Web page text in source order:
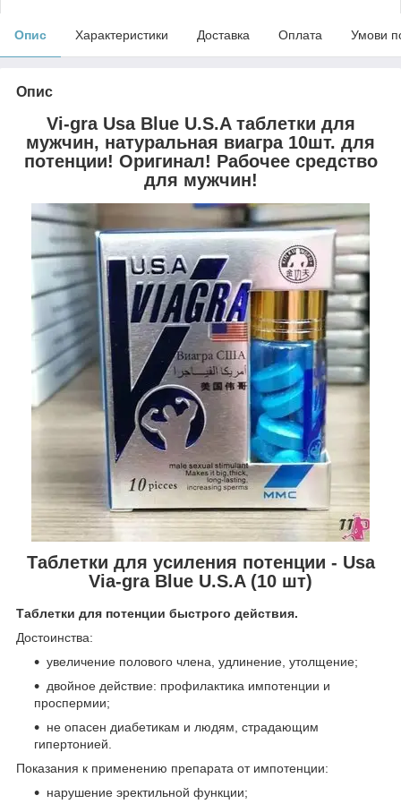
Опис Характеристики Доставка Оплата Умови
Опис
Vi-gra Usa Blue U.S.Aтаблетки для
мужчин, натуральная виагра 10шт. для
потенции! Оригинал! Рабочее средство
для мужчин!
Таблетки для усиления потенции - Usa
Via-gra Blue U.S.A (10 шт)
Таблетки для потенции быстрого действия.
Достоинства:
увеличение полового члена, удлинение, утолщение;
двойное действие: профилактика импотенции и
проспермии;
не опасен диабетикам и людям, страдающим
гипертонией.
Показания к применению препарата от импотенции:
нарушение эректильной функции;